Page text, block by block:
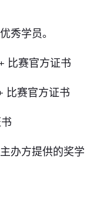
秀学员。
比赛官方证书
比赛官方证书
办方提供的奖学